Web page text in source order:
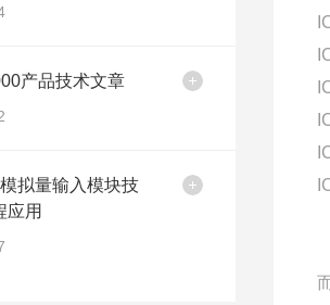
产品技术文章
拟量输入模块技
应用